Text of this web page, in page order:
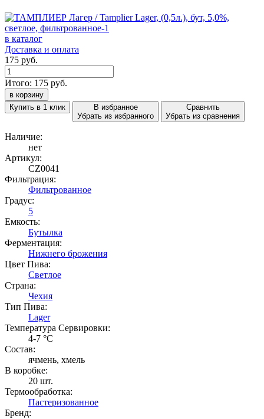
в каталог
Доставка и оплата
175 руб.
Итого: 175 руб.
в корзину
Купить в 1 клик
В избранное
Убрать из избранного
Сравнить
Убрать из сравнения
Наличие:
нет
Артикул:
CZ0041
Фильтрация:
Фильтрованное
Градус:
5
Емкость:
Бутылка
Ферментация:
Нижнего брожения
Цвет Пива:
Светлое
Страна:
Чехия
Тип Пива:
Lager
Температура Cервировки:
4-7 °С
Состав:
ячмень, хмель
В коробке:
20 шт.
Термообработка:
Пастеризованное
Бренд: